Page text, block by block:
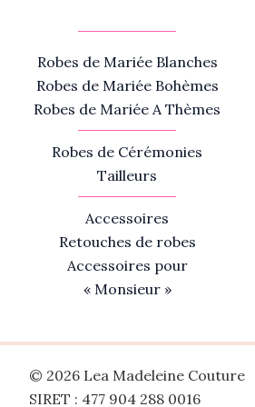
Robes de Mariée Blanches
Robes de Mariée Bohèmes
Robes de Mariée A Thèmes
Robes de Cérémonies
Tailleurs
Accessoires
Retouches de robes
Accessoires pour
« Monsieur »
© 2026 Lea Madeleine Couture
SIRET : 477 904 288 0016